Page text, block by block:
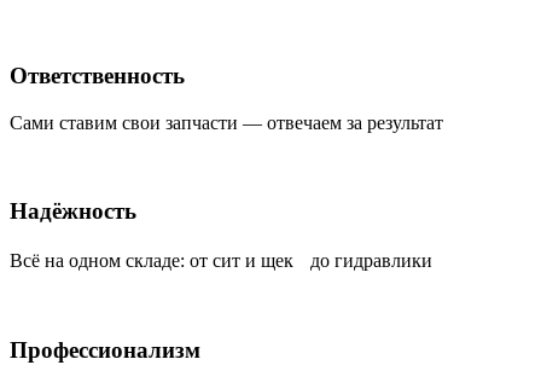
Ответственность
Сами ставим свои запчасти — отвечаем за результат
Надёжность
Всё на одном складе: от сит и щек до гидравлики
Профессионализм